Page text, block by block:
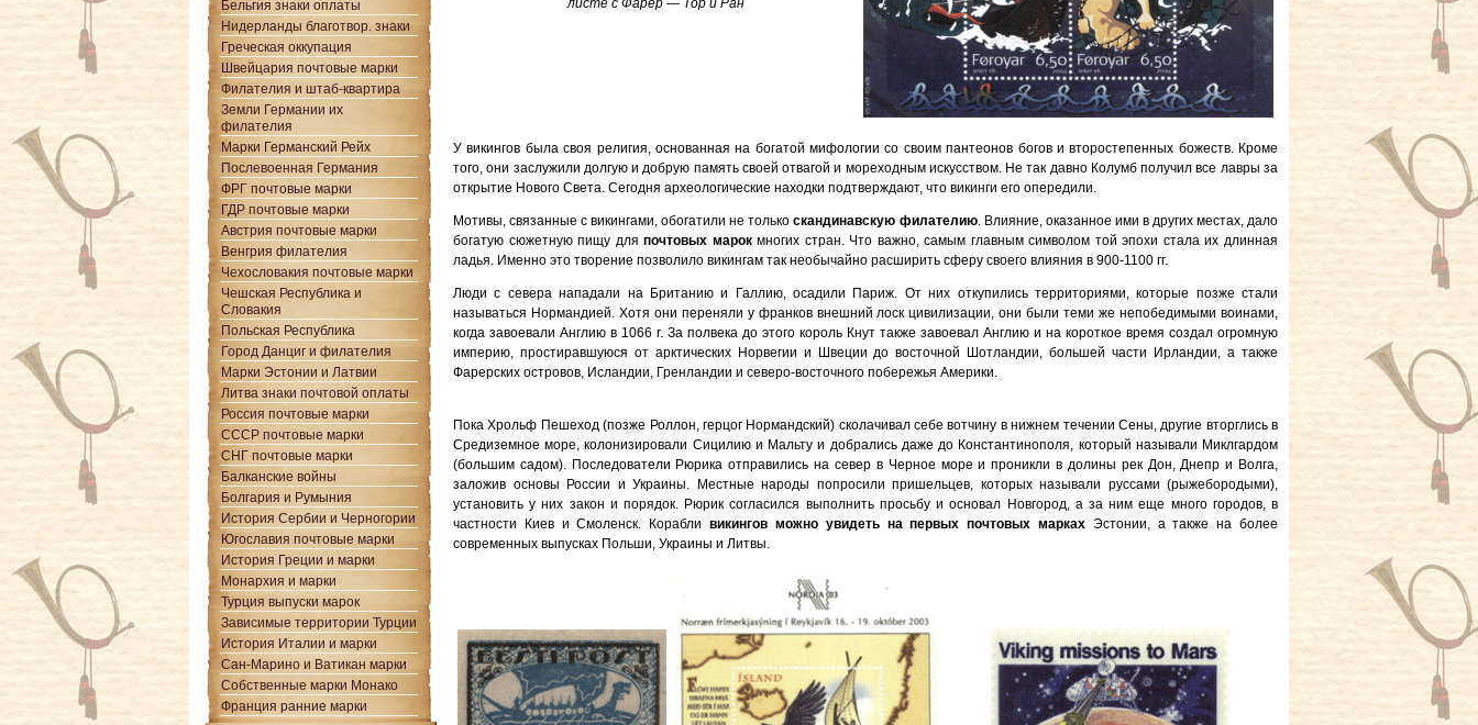
листе с Фарер — Тор и Ран
У викингов была своя религия, основанная на богатой мифологии со своим пантеонов богов и второстепенных божеств. Кроме
того, они заслужили долгую и добрую память своей отвагой и мореходным искусством. Не так давно Колумб получил все лавры за
открытие Нового Света. Сегодня археологические находки подтверждают, что викинги его опередили.
Мотивы, связанные с викингами, обогатили не толькоскандинавскую филателию. Влияние, оказанное ими в других местах, дало
богатую сюжетную пищу дляпочтовых марокмногих стран. Что важно, самым главным символом той эпохи стала их длинная
ладья. Именно это творение позволило викингам так необычайно расширить сферу своего влияния в 900-1100 гг.
Люди с севера нападали на Британию и Галлию, осадили Париж. От них откупились территориями, которые позже стали
называться Нормандией. Хотя они переняли у франков внешний лоск цивилизации, они были теми же непобедимыми воинами,
когда завоевали Англию в 1066 г. За полвека до этого король Кнут также завоевал Англию и на короткое время создал огромную
империю, простиравшуюся от арктических Норвегии и Швеции до восточной Шотландии, большей части Ирландии, а также
Фарерских островов, Исландии, Гренландии и северо-восточного побережья Америки.
Пока Хрольф Пешеход (позже Роллон, герцог Нормандский) сколачивал себе вотчину в нижнем течении Сены, другие вторглись в
Средиземное море, колонизировали Сицилию и Мальту и добрались даже до Константинополя, который называли Миклгардом
(большим садом). Последователи Рюрика отправились на север в Черное море и проникли в долины рек Дон, Днепр и Волга,
заложив основы России и Украины. Местные народы попросили пришельцев, которых называли руссами (рыжебородыми),
установить у них закон и порядок. Рюрик согласился выполнить просьбу и основал Новгород, а за ним еще много городов, в
частности Киев и Смоленск. Корабливикингов можно увидеть на первых почтовых маркахЭстонии, а также на более
современных выпусках Польши, Украины и Литвы.
Бельгия знаки оплаты
Нидерланды благотвор. знаки
Греческая оккупация
Швейцария почтовые марки
Филателия и штаб-квартира
Земли Германии их
филателия
Марки Германский Рейх
Послевоенная Германия
ФРГ почтовые марки
ГДР почтовые марки
Австрия почтовые марки
Венгрия филателия
Чехословакия почтовые марки
Чешская Республика и
Словакия
Польская Республика
Город Данциг и филателия
Марки Эстонии и Латвии
Литва знаки почтовой оплаты
Россия почтовые марки
СССР почтовые марки
СНГ почтовые марки
Балканские войны
Болгария и Румыния
История Сербии и Черногории
Югославия почтовые марки
История Греции и марки
Монархия и марки
Турция выпуски марок
Зависимые территории Турции
История Италии и марки
Сан-Марино и Ватикан марки
Собственные марки Монако
Франция ранние марки